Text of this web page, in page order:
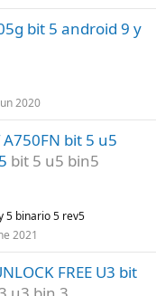
bit 5 android 9 y
2020
A750FN bit 5 u5
bit 5 u5 bin5
5 binario 5 rev5
2021
FREE U3 bit